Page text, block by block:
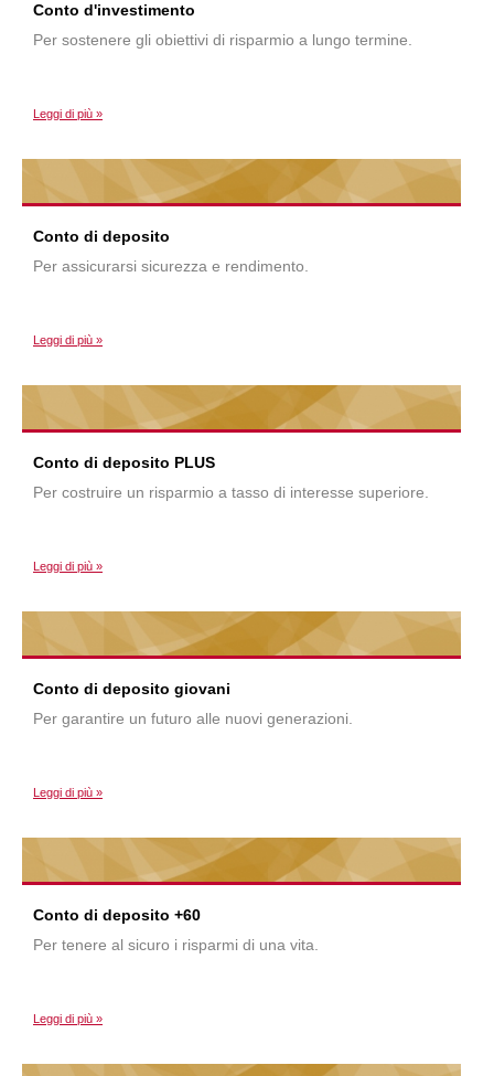
Conto d'investimento
Per sostenere gli obiettivi di risparmio a lungo termine.
Leggi di più »
Conto di deposito
Per assicurarsi sicurezza e rendimento.
Leggi di più »
Conto di deposito PLUS
Per costruire un risparmio a tasso di interesse superiore.
Leggi di più »
Conto di deposito giovani
Per garantire un futuro alle nuovi generazioni.
Leggi di più »
Conto di deposito +60
Per tenere al sicuro i risparmi di una vita.
Leggi di più »